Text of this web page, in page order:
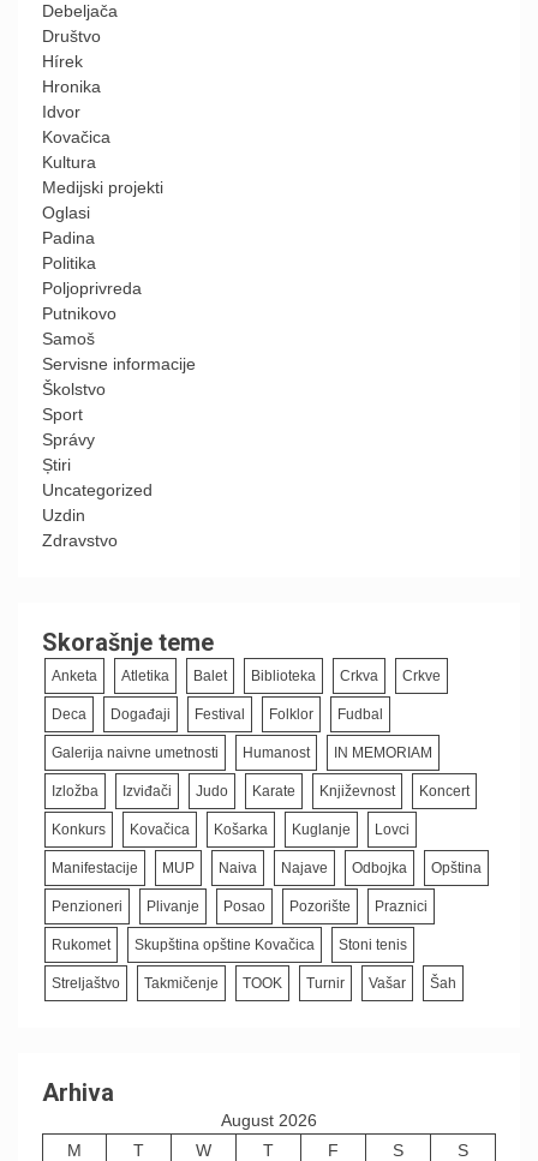
Debeljača
Društvo
Hírek
Hronika
Idvor
Kovačica
Kultura
Medijski projekti
Oglasi
Padina
Politika
Poljoprivreda
Putnikovo
Samoš
Servisne informacije
Školstvo
Sport
Správy
Știri
Uncategorized
Uzdin
Zdravstvo
Skorašnje teme
Anketa Atletika Balet Biblioteka Crkva Crkve
Deca Događaji Festival Folklor Fudbal
Galerija naivne umetnosti Humanost IN MEMORIAM
Izložba Izviđači Judo Karate Književnost Koncert
Konkurs Kovačica Košarka Kuglanje Lovci
Manifestacije MUP Naiva Najave Odbojka Opština
Penzioneri Plivanje Posao Pozorište Praznici
Rukomet Skupština opštine Kovačica Stoni tenis
Streljaštvo Takmičenje TOOK Turnir Vašar Šah
Arhiva
August 2026
M
T W T F S
S